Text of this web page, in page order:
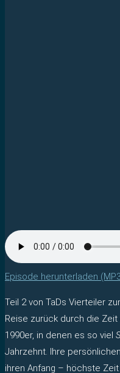
Episode herunterladen
Teil 2 von TaDs Vierteiler
Reise zurück durch die
1990er, in denen es so viel
Jahrzehnt. Ihre
ihren Anfang – höchste